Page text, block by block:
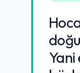
Yani